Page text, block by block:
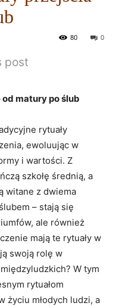
0
80
post
od matury po ślub
rytuały
ewoluując w
i⁤ wartości. Z
⁤szkołę średnią, a
witane ‍z dwiema
– stają się
ale ⁤również
mają ​te rytuały w
swoją rolę w
W tym
rytuałom
życiu młodych ludzi, a